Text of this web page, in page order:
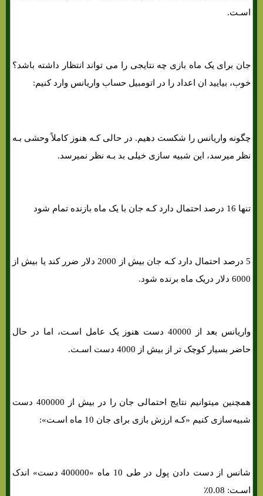
اسـت.
جان برای یک ماه بازی چه نتایجی را می تواند انتظار داشته باشد؟
خوب، بیایید ان اعداد را در اتومبیل حساب واریانس وارد کنیم:
چگونه واریانس را شکست دهیم. در حالی کـه هنوز کاملاً وحشی بـه
نظر میرسد، این شبیه سازی خیلی بد بـه نظر نمیرسد.
تنها 16 درصد احتمال دارد کـه جان با یک ماه بازنده تمام شود
5 درصد احتمال دارد کـه جان بیش از 2000 دلار ضرر کند یا بیش از
6000 دلار دریک ماه برنده شود.
واریانس بعد از 40000 دست هنوز یک عامل اسـت، اما در حال
حاضر بسیار کوچک تر از بیش از 4000 دست اسـت.
همچنین میتوانیم نتایج احتمالی جان را در بیش از 400000 دست
شبیه‌سازی کنیم «کـه ارزش بازی برای جان 10 ماه اسـت»:
شانس از دست دادن پول در طی 10 ماه «400000 دست» اندک
اسـت: 0.08٪